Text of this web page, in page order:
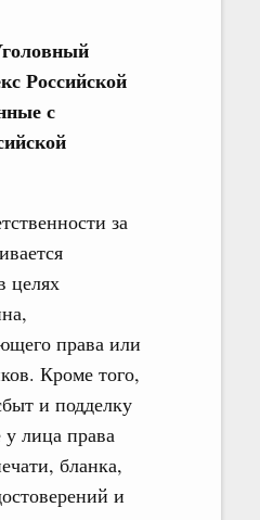
Российской
с
за
целях
права или
Кроме того,
и подделку
лица права
бланка,
и